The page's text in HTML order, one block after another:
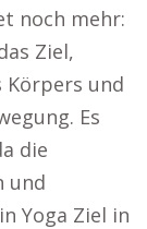
noch mehr:
Ziel,
Körpers und
Es
die
und
Yoga Ziel in